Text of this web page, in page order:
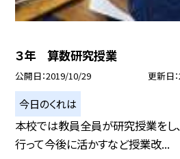
３年 算数研究授業
公開日 2019/10/29 更新日
今日のくれは
本校では教員全員が研究授業をし
行って今後に活かすなど授業改...